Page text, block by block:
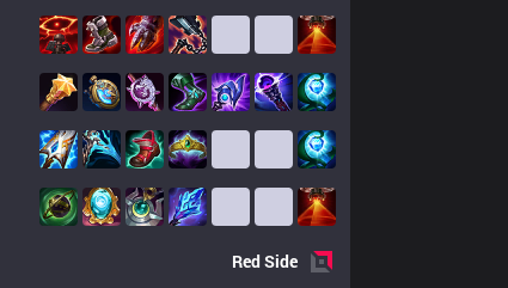
RedSide